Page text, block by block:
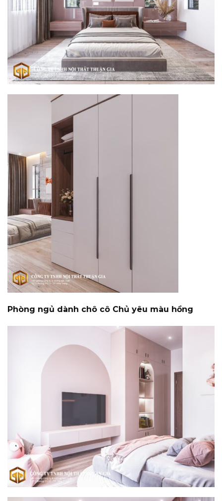
Phòng ngủ dành chô cô Chủ yêu màu hồng